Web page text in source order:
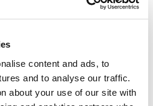
content and ads, to
and to analyse our traffic.
about your use of our site with